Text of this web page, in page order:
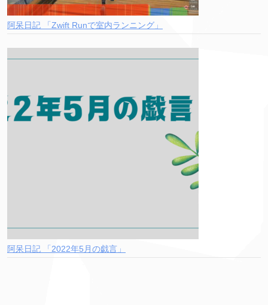
阿呆日記 「Zwift Runで室内ランニング」
阿呆日記 「2022年5月の戯言」